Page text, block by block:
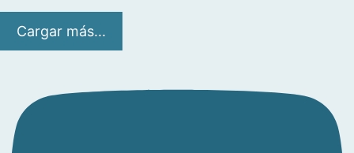
Cargar más...